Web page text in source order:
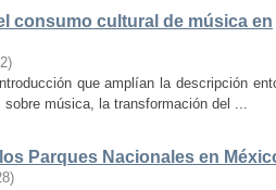
consumo cultural de música en
)
que amplían la descripción
música, la transformación del ...
Parques Nacionales en
)